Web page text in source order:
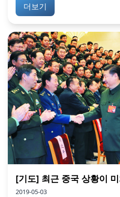
더보기
[기도] 최근 중국 상황이
2019-05-03